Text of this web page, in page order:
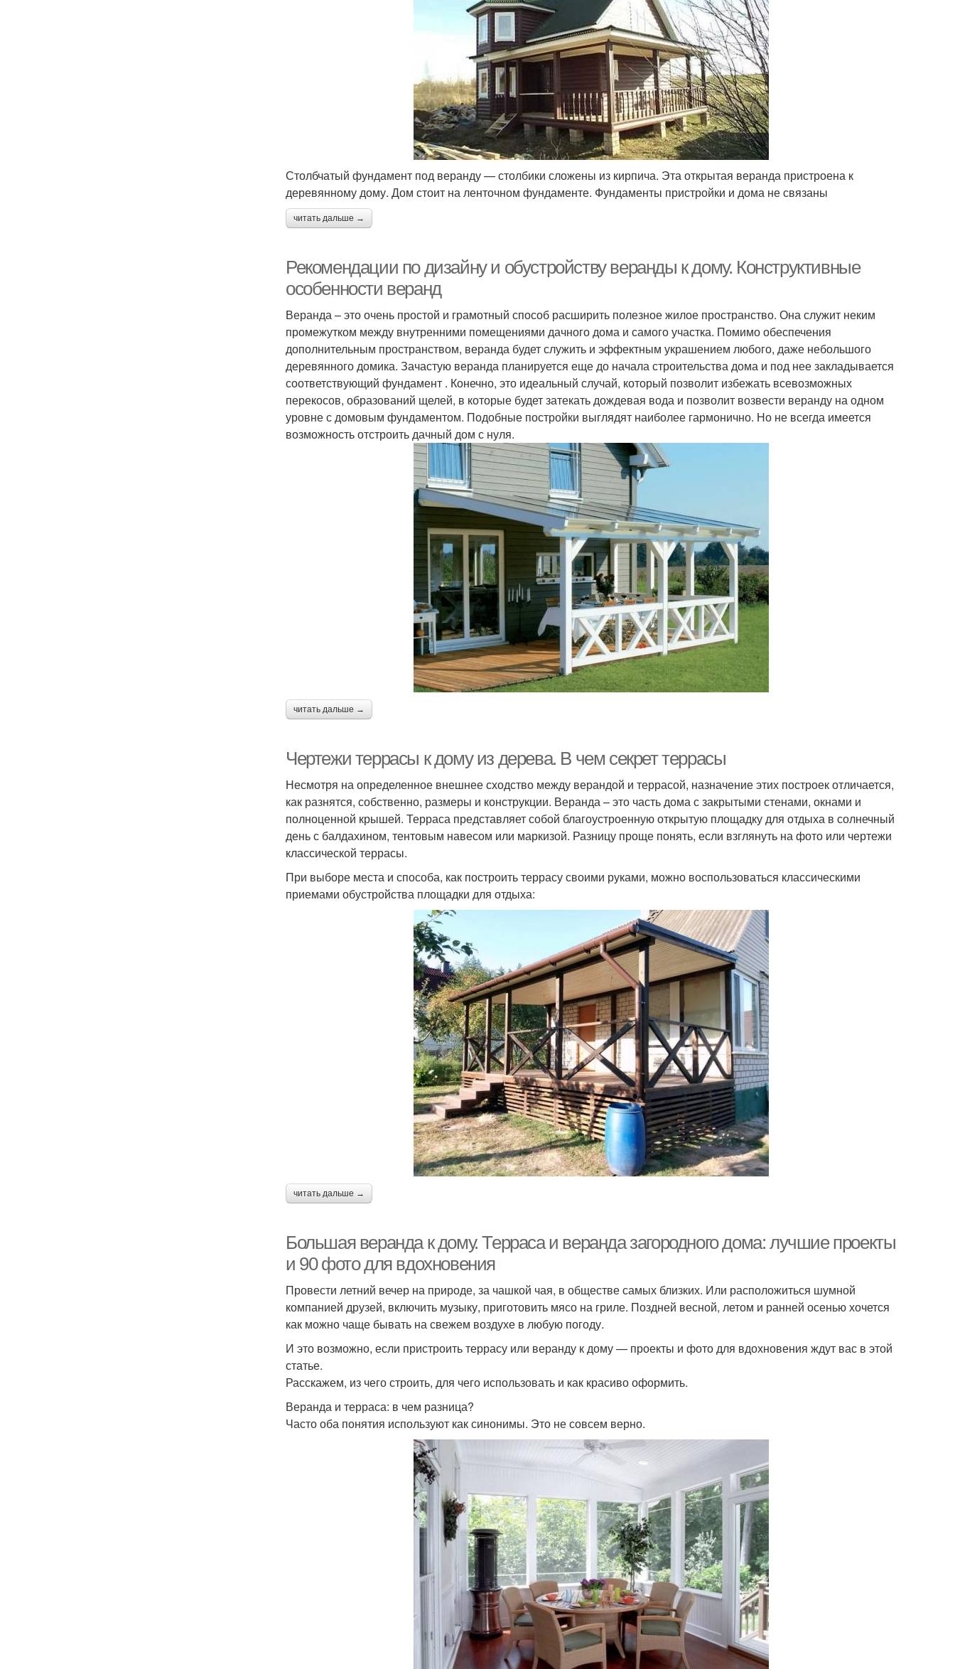
Столбчатый фундамент под веранду — столбики сложены из кирпича. Эта открытая веранда пристроена к
деревянному дому. Дом стоит на ленточном фундаменте. Фундаменты пристройки и дома не связаны
читать дальше →
Рекомендации по дизайну и обустройству веранды к дому. Конструктивные
особенности веранд
Веранда – это очень простой и грамотный способ расширить полезное жилое пространство. Она служит неким
промежутком между внутренними помещениями дачного дома и самого участка. Помимо обеспечения
дополнительным пространством, веранда будет служить и эффектным украшением любого, даже небольшого
деревянного домика. Зачастую веранда планируется еще до начала строительства дома и под нее закладывается
соответствующий фундамент . Конечно, это идеальный случай, который позволит избежать всевозможных
перекосов, образований щелей, в которые будет затекать дождевая вода и позволит возвести веранду на одном
уровне с домовым фундаментом. Подобные постройки выглядят наиболее гармонично. Но не всегда имеется
возможность отстроить дачный дом с нуля.
читать дальше →
Чертежи террасы к дому из дерева. В чем секрет террасы
Несмотря на определенное внешнее сходство между верандой и террасой, назначение этих построек отличается,
как разнятся, собственно, размеры и конструкции. Веранда – это часть дома с закрытыми стенами, окнами и
полноценной крышей. Терраса представляет собой благоустроенную открытую площадку для отдыха в солнечный
день с балдахином, тентовым навесом или маркизой. Разницу проще понять, если взглянуть на фото или чертежи
классической террасы.
При выборе места и способа, как построить террасу своими руками, можно воспользоваться классическими
приемами обустройства площадки для отдыха:
читать дальше →
Большая веранда к дому. Терраса и веранда загородного дома: лучшие проекты
и 90 фото для вдохновения
Провести летний вечер на природе, за чашкой чая, в обществе самых близких. Или расположиться шумной
компанией друзей, включить музыку, приготовить мясо на гриле. Поздней весной, летом и ранней осенью хочется
как можно чаще бывать на свежем воздухе в любую погоду.
И это возможно, если пристроить террасу или веранду к дому — проекты и фото для вдохновения ждут вас в этой
статье.
Расскажем, из чего строить, для чего использовать и как красиво оформить.
Веранда и терраса: в чем разница?
Часто оба понятия используют как синонимы. Это не совсем верно.